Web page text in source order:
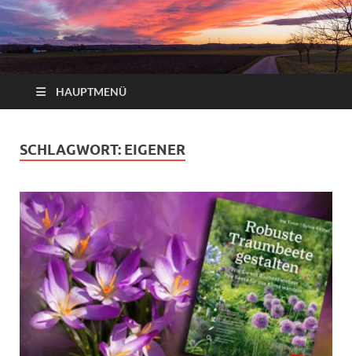
HAUPTMENÜ
SCHLAGWORT: EIGENER